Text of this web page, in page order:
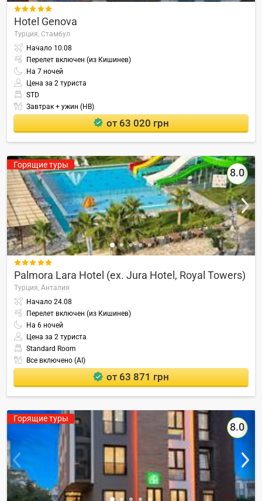

Hotel Genova
Турция, Стамбул
Начало 10.08
Перелет включен (из Кишинев)
На 7 ночей
Цена за 2 туриста
STD
Завтрак + ужин (HB)
от 63 020 грн
Горящие туры
8.0

Palmora Lara Hotel (ex. Jura Hotel, Royal Towers)
Турция, Анталия
Начало 24.08
Перелет включен (из Кишинев)
На 6 ночей
Цена за 2 туриста
Standard Room
Все включено (AI)
от 63 871 грн
Горящие туры
8.0